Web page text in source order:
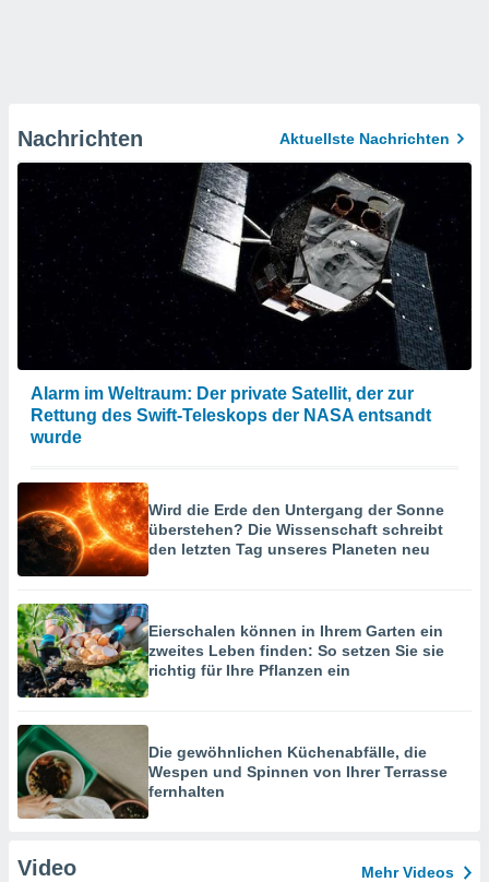
Nachrichten Aktuellste Nachrichten
Alarm im Weltraum: Der private Satellit, der zur
Rettung des Swift-Teleskops der NASA entsandt
wurde
Wird die Erde den Untergang der Sonne
überstehen? Die Wissenschaft schreibt
den letzten Tag unseres Planeten neu
Eierschalen können in Ihrem Garten ein
zweites Leben finden: So setzen Sie sie
richtig für Ihre Pflanzen ein
Die gewöhnlichen Küchenabfälle, die
Wespen und Spinnen von Ihrer Terrasse
fernhalten
Video Mehr Videos